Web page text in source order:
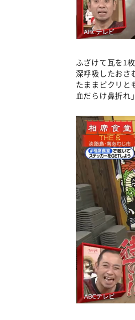
ふざけて瓦を1
深呼吸したお
たままピクリと
血だらけ鼻折れ